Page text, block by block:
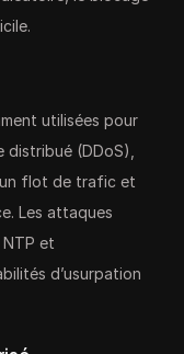
utilisées pour
(DDoS),
un flot de trafic et
Les attaques
et
d’usurpation